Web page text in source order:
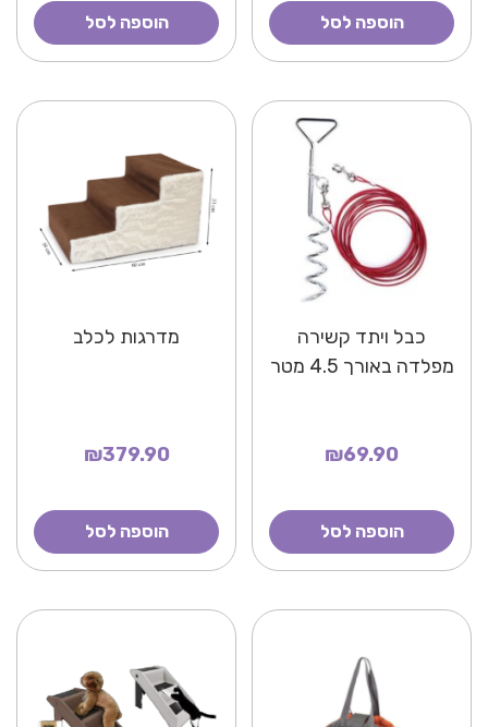
הוספה לסל הוספה לסל
כבל ויתד קשירה
מפלדה באורך 4.5 מטר
₪69.90
הוספה לסל
מדרגות לכלב
₪379.90
הוספה לסל